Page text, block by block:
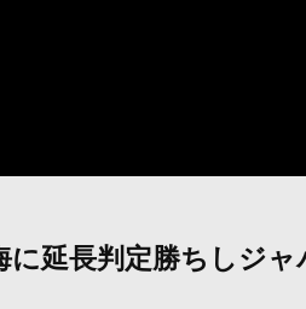
延長判定勝ちしジ